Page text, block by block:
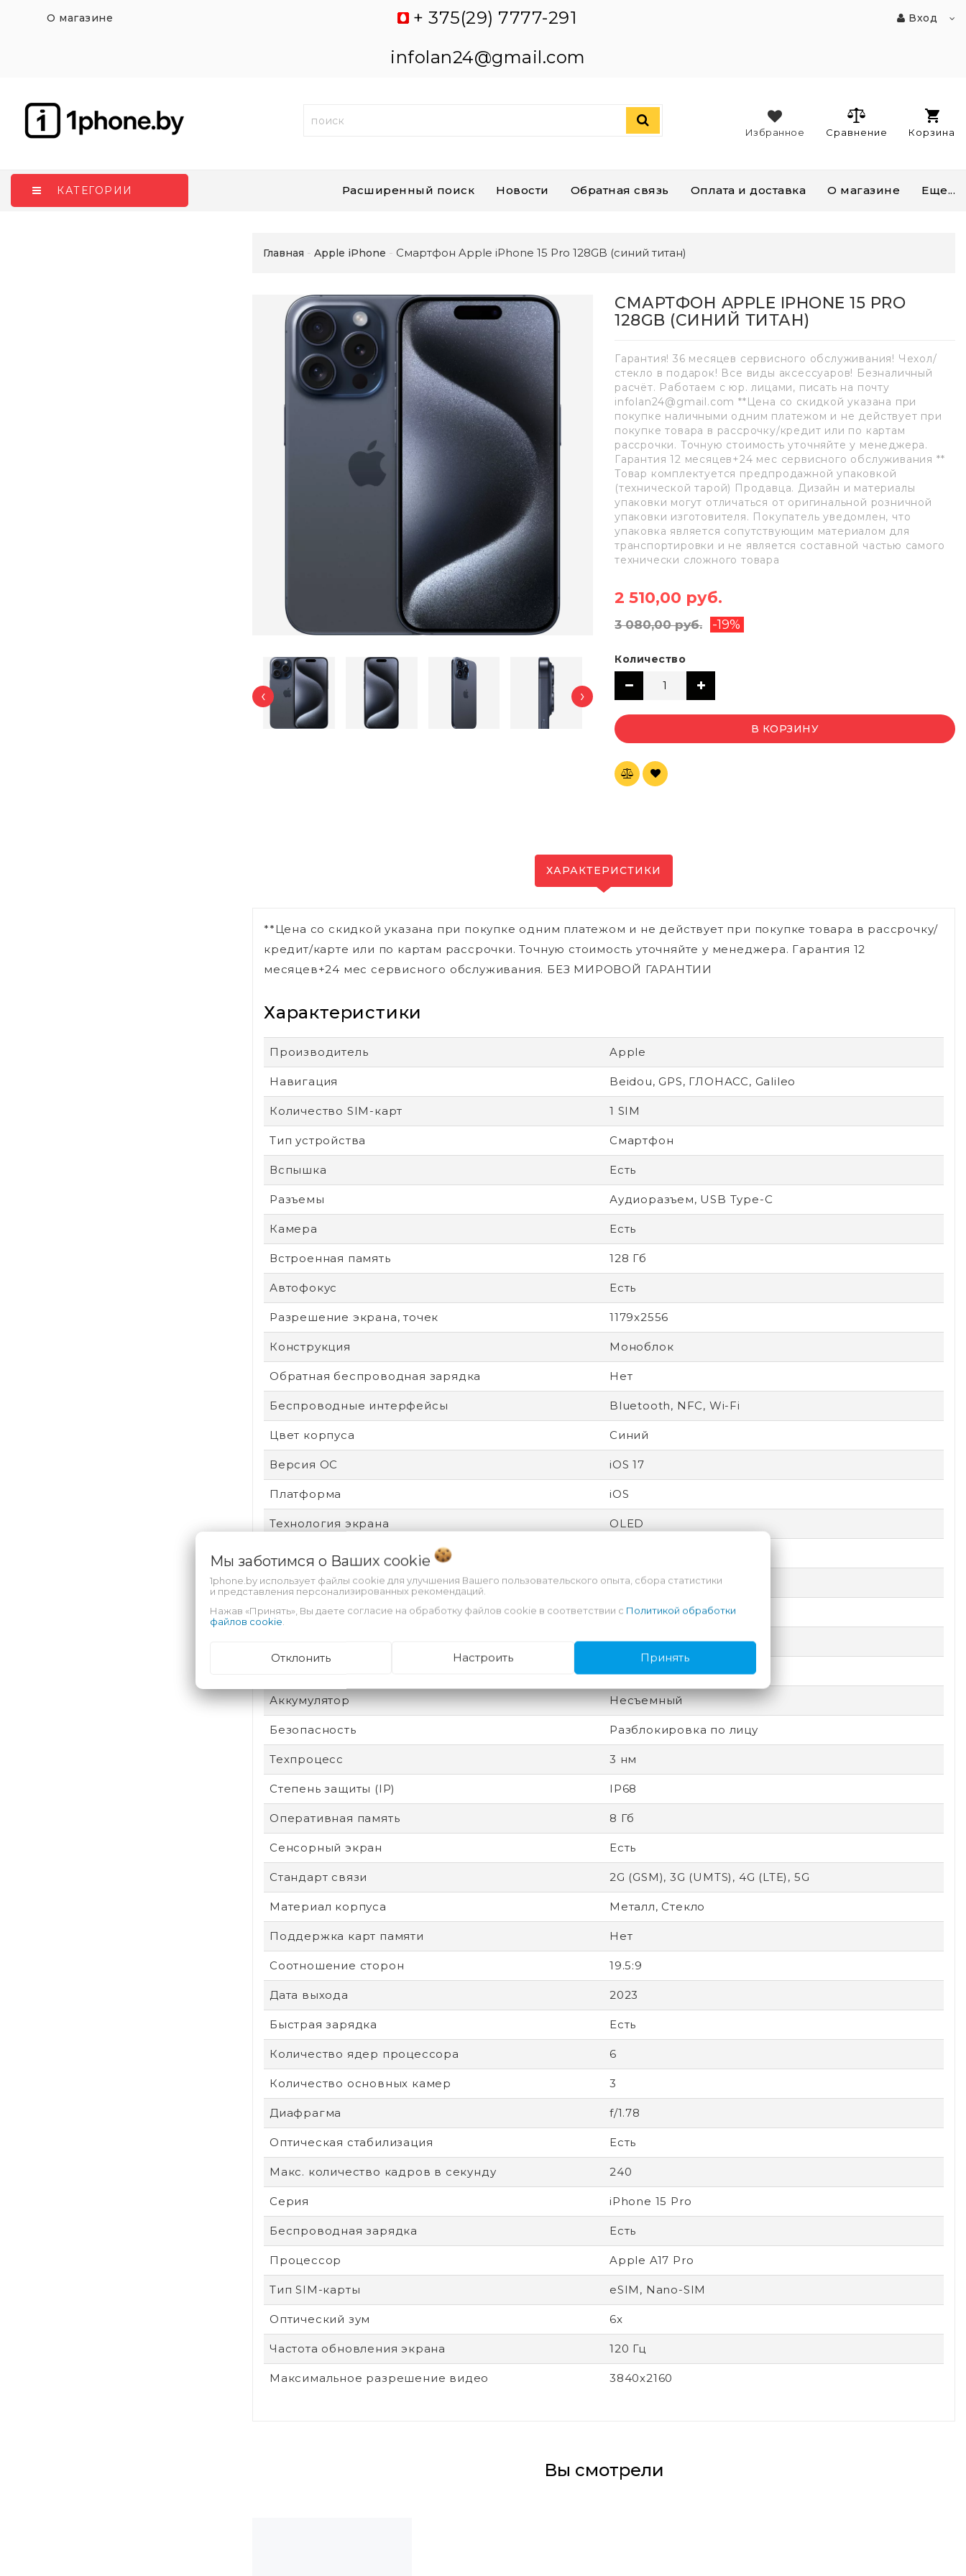
О магазине
+ 375(29) 7777-291
infolan24@gmail.com
Вход
Корзина
Сравнение
Избранное
КАТЕГОРИИ Расширенный поиск Новости Обратная связь Оплата и доставка О магазине Еще...
Главная Apple iPhone Смартфон Apple iPhone 15 Pro 128GB (синий титан)
‹ ›
СМАРТФОН APPLE IPHONE 15 PRO
128GB (СИНИЙ ТИТАН)
Гарантия! 36 месяцев сервисного обслуживания! Чехол/
стекло в подарок! Все виды аксессуаров! Безналичный
расчёт. Работаем с юр. лицами, писать на почту
infolan24@gmail.com **Цена со скидкой указана при
покупке наличными одним платежом и не действует при
покупке товара в рассрочку/кредит или по картам
рассрочки. Точную стоимость уточняйте у менеджера.
Гарантия 12 месяцев+24 мес сервисного обслуживания **
Товар комплектуется предпродажной упаковкой
(технической тарой) Продавца. Дизайн и материалы
упаковки могут отличаться от оригинальной розничной
упаковки изготовителя. Покупатель уведомлен, что
упаковка является сопутствующим материалом для
транспортировки и не является составной частью самого
технически сложного товара
2 510,00 руб.
3 080,00 руб. -19%
Количество
В КОРЗИНУ
ХАРАКТЕРИСТИКИ
**Цена со скидкой указана при покупке одним платежом и не действует при покупке товара в рассрочку/
кредит/карте или по картам рассрочки. Точную стоимость уточняйте у менеджера. Гарантия 12
месяцев+24 мес сервисного обслуживания. БЕЗ МИРОВОЙ ГАРАНТИИ
Характеристики
Производитель Apple
Навигация Beidou, GPS, ГЛОНАСС, Galileo
Количество SIM-карт 1 SIM
Тип устройства Смартфон
Вспышка Есть
Разъемы Аудиоразъем, USB Type-C
Камера Есть
Встроенная память 128 Гб
Автофокус Есть
Разрешение экрана, точек 1179x2556
Конструкция Моноблок
Обратная беспроводная зарядка Нет
Беспроводные интерфейсы Bluetooth, NFC, Wi-Fi
Цвет корпуса Синий
Версия ОС iOS 17
Платформа iOS
Технология экрана OLED
Вид устройства
Ударопрочный корпус Нет
Пыле- и влагозащита Есть
Ceramic Shield
Apple
Аккумулятор Несъемный
Безопасность Разблокировка по лицу
Техпроцесс 3 нм
Степень защиты (IP) IP68
Оперативная память 8 Гб
Сенсорный экран Есть
Стандарт связи 2G (GSM), 3G (UMTS), 4G (LTE), 5G
Материал корпуса Металл, Стекло
Поддержка карт памяти Нет
Соотношение сторон 19.5:9
Дата выхода 2023
Быстрая зарядка Есть
Количество ядер процессора 6
Количество основных камер 3
Диафрагма f/1.78
Оптическая стабилизация Есть
Макс. количество кадров в секунду 240
Серия iPhone 15 Pro
Беспроводная зарядка Есть
Процессор Apple A17 Pro
Тип SIM-карты eSIM, Nano-SIM
Оптический зум 6x
Частота обновления экрана 120 Гц
Максимальное разрешение видео 3840x2160
Вы смотрели
Мы заботимся о Ваших cookie
1phone.by использует файлы cookie для улучшения Вашего пользовательского опыта, сбора статистики
и представления персонализированных рекомендаций.
Нажав «Принять», Вы даете согласие на обработку файлов cookie в соответствии с Политикой обработки
файлов cookie
Отклонить Настроить Принять